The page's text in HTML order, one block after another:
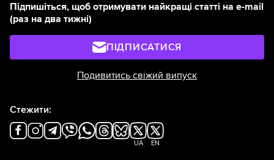
Підпишіться, щоб отримувати найкращі статті на e-mail
(раз на два тижні)
ПІДПИСАТИСЯ
Подивитись свіжий випуск
Стежити:
UA EN